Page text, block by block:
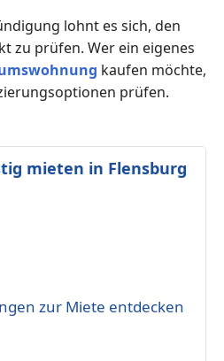
lohnt es sich, den
zu prüfen. Wer ein eigenes
kaufen möchte,
prüfen.
mieten in Flensburg
zur Miete entdecken